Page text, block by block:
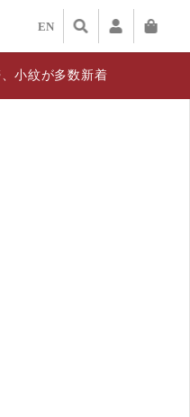
EN
小紋が多数新着